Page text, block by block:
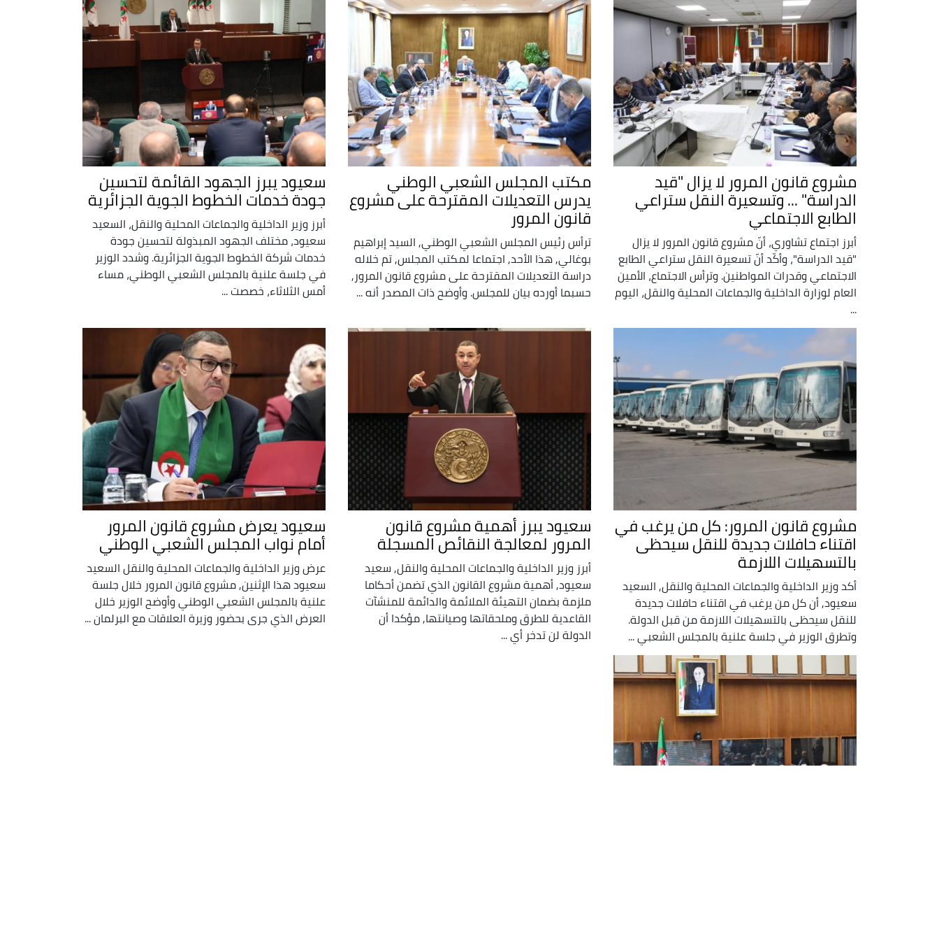
مشروع قانون المرور لا يزال "قيد
الدراسة" ... وتسعيرة النقل ستراعي
الطابع الاجتماعي
أبرز اجتماع تشاوري، أنّ مشروع قانون المرور لا يزال
"قيد الدراسة"، وأكّد أنّ تسعيرة النقل ستراعي الطابع
الاجتماعي وقدرات المواطنين. وترأس الاجتماع، الأمين
العام لوزارة الداخلية والجماعات المحلية والنقل، اليوم
...
مكتب المجلس الشعبي الوطني
يدرس التعديلات المقترحة على مشروع
قانون المرور
ترأس رئيس المجلس الشعبي الوطني, السيد إبراهيم
بوغالي, هذا الأحد, اجتماعا لمكتب المجلس, تم خلاله
دراسة التعديلات المقترحة على مشروع قانون المرور,
حسبما أورده بيان للمجلس. وأوضح ذات المصدر أنه ...
سعيود يبرز الجهود القائمة لتحسين
جودة خدمات الخطوط الجوية الجزائرية
أبرز وزير الداخلية والجماعات المحلية والنقل، السعيد
سعيود، مختلف الجهود المبذولة لتحسين جودة
خدمات شركة الخطوط الجوية الجزائرية. وشدد الوزير
في جلسة علنية بالمجلس الشعبي الوطني، مساء
أمس الثلاثاء، خصصت ...
مشروع قانون المرور: كل من يرغب في
اقتناء حافلات جديدة للنقل سيحظى
بالتسهيلات اللازمة
أكد وزير الداخلية والجماعات المحلية والنقل, السعيد
سعيود, أن كل من يرغب في اقتناء حافلات جديدة
للنقل سيحظى بالتسهيلات اللازمة من قبل الدولة.
وتطرق الوزير في جلسة علنية بالمجلس الشعبي ...
سعيود يبرز أهمية مشروع قانون
المرور لمعالجة النقائص المسجلة
أبرز وزير الداخلية والجماعات المحلية والنقل, سعيد
سعيود, أهمية مشروع القانون الذي تضمن أحكاما
ملزمة بضمان التهيئة الملائمة والدائمة للمنشآت
القاعدية للطرق وملحقاتها وصيانتها, مؤكدا أن
الدولة لن تدخر أي ...
سعيود يعرض مشروع قانون المرور
أمام نواب المجلس الشعبي الوطني
عرض وزير الداخلية والجماعات المحلية والنقل السعيد
سعيود هذا الإثنين, مشروع قانون المرور خلال جلسة
علنية بالمجلس الشعبي الوطني وأوضح الوزير خلال
العرض الذي جرى بحضور وزيرة العلاقات مع البرلمان ...